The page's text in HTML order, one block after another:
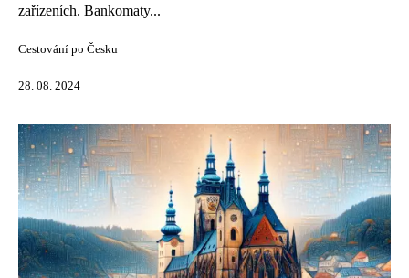
zařízeních. Bankomaty...
Cestování po Česku
28. 08. 2024